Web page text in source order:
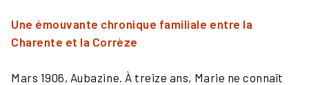
Une émouvante chronique familiale entre la
Charente et la Corrèze
Mars 1906, Aubazine. À treize ans, Marie ne connaît